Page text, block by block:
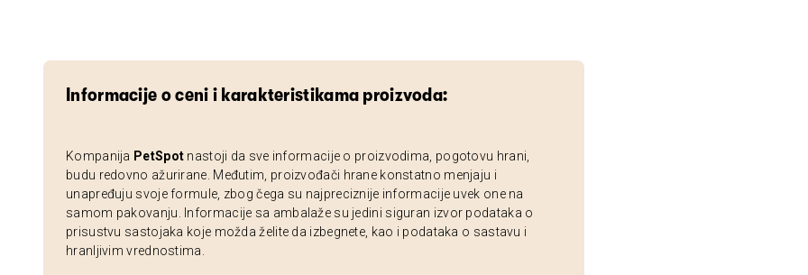
Informacije o ceni i karakteristikama proizvoda:
Kompanija PetSpot nastoji da sve informacije o proizvodima, pogotovu hrani,
budu redovno ažurirane. Međutim, proizvođači hrane konstatno menjaju i
unapređuju svoje formule, zbog čega su najpreciznije informacije uvek one na
samom pakovanju. Informacije sa ambalaže su jedini siguran izvor podataka o
prisustvu sastojaka koje možda želite da izbegnete, kao i podataka o sastavu i
hranljivim vrednostima.